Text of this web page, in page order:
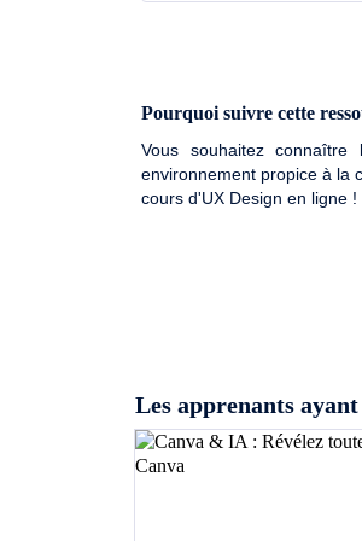
Pourquoi suivre cette
Vous souhaitez
environnement propice à la
cours d'UX Design en ligne !
Les apprenants